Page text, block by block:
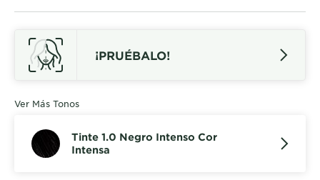
¡PRUÉBALO!
Ver Más Tonos
Tinte 1.0 Negro Intenso Cor
Intensa